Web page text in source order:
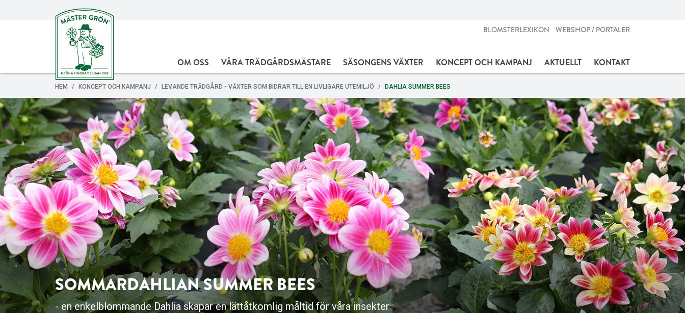
BLOMSTERLEXIKON WEBSHOP / PORTALER
OM OSS VÅRA TRÄDGÅRDSMÄSTARE SÄSONGENS VÄXTER KONCEPT OCH KAMPANJ AKTUELLT KONTAKT
HEM KONCEPT OCH KAMPANJ LEVANDE TRÄDGÅRD - VÄXTER SOM BIDRAR TILL EN LIVLIGARE UTEMILJÖ DAHLIA SUMMER BEES
SOMMARDAHLIAN SUMMER BEES
- en enkelblommande Dahlia skapar en lättåtkomlig måltid för våra insekter